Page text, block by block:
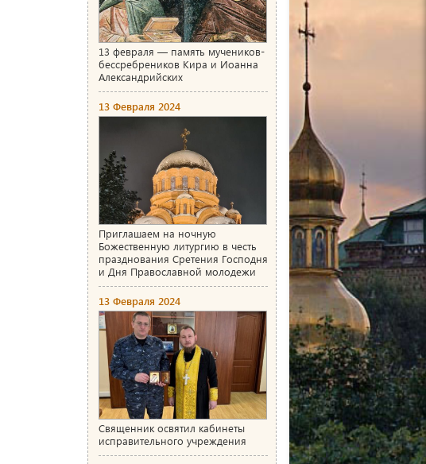
13 февраля — память мучеников-
бессребреников Кира и Иоанна
Александрийских
13 Февраля 2024
Приглашаем на ночную
Божественную литургию в честь
празднования Сретения Господня
и Дня Православной молодежи
13 Февраля 2024
Священник освятил кабинеты
исправительного учреждения